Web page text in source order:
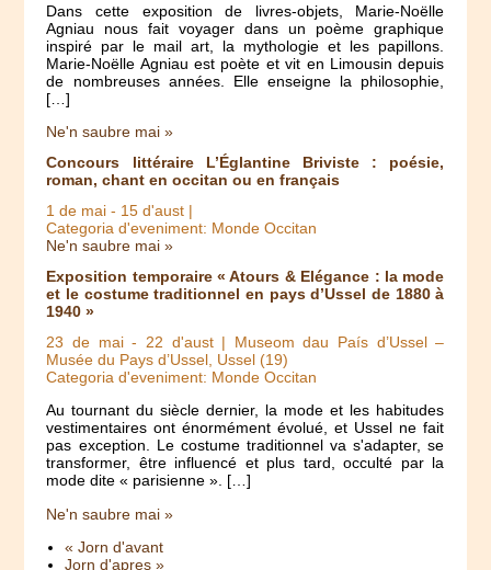
Dans cette exposition de livres-objets, Marie-Noëlle
Agniau nous fait voyager dans un poème graphique
inspiré par le mail art, la mythologie et les papillons.
Marie-Noëlle Agniau est poète et vit en Limousin depuis
de nombreuses années. Elle enseigne la philosophie,
[…]
Ne'n saubre mai »
Concours littéraire L’Églantine Briviste : poésie,
roman, chant en occitan ou en français
1 de mai - 15 d'aust |
Categoria d'eveniment: Monde Occitan
Ne'n saubre mai »
Exposition temporaire « Atours & Elégance : la mode
et le costume traditionnel en pays d’Ussel de 1880 à
1940 »
23 de mai- 22 d'aust| Museom dau País d’Ussel –
Musée du Pays d’Ussel, Ussel (19)
Categoria d'eveniment: Monde Occitan
Au tournant du siècle dernier, la mode et les habitudes
vestimentaires ont énormément évolué, et Ussel ne fait
pas exception. Le costume traditionnel va s'adapter, se
transformer, être influencé et plus tard, occulté par la
mode dite « parisienne ». […]
Ne'n saubre mai »
« Jorn d'avant
Jorn d'apres »